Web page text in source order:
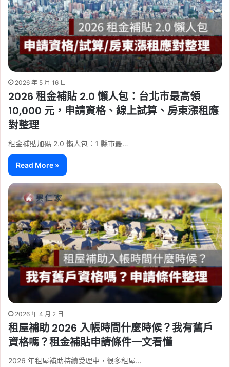
2026 年 5 月 16 日
2026 租金補貼 2.0 懶人包：台北市最高領
10,000 元，申請資格、線上試算、房東漲租應
對整理
租金補貼加碼 2.0 懶人包：1 縣市最…
Read More »
2026 年 4 月 2 日
租屋補助 2026 入帳時間什麼時候？我有舊戶
資格嗎？租金補貼申請條件一文看懂
2026 年租屋補助持續受理中，很多租屋…